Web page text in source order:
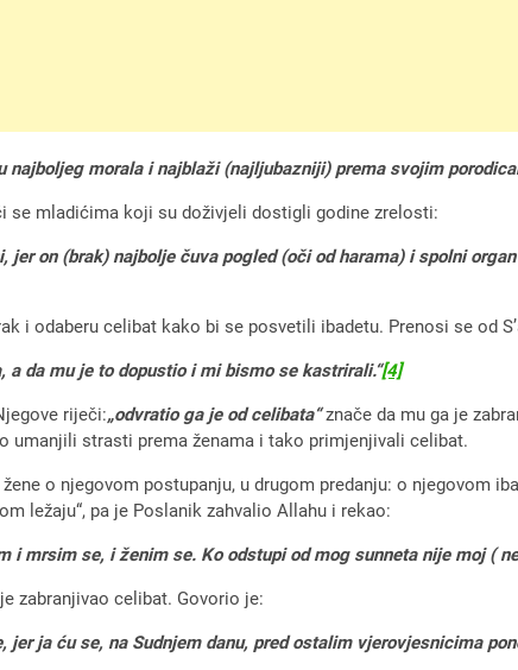
morala i najblaži (najljubazniji) prema svojim
se mladićima koji su doživjeli dostigli godine zrelosti:
on (brak) najbolje čuva pogled (oči od harama) i spolni
i odaberu celibat kako bi se posvetili ibadetu. Prenosi se od
a da mu je to dopustio i mi bismo se kastrirali.“[4]
riječi:„odvratio ga je od celibata“znače da mu ga je
umanjili strasti prema ženama i tako primjenjivali celibat.
o njegovom postupanju, u drugom predanju: o njegovom
ležaju“, pa je Poslanik zahvalio Allahu i rekao:
mrsim se, i ženim se. Ko odstupi od mog sunneta nije moj (
zabranjivao celibat. Govorio je:
ja ću se, na Sudnjem danu, pred ostalim vjerovjesnicima